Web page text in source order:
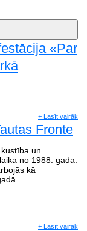
«Par
+ Lasīt vairāk
Fronte
un
no 1988. gada.
kā
+ Lasīt vairāk